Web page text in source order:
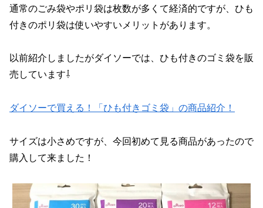
通常のごみ袋やポリ袋は枚数が多くて経済的ですが、ひも
付きのポリ袋は使いやすいメリットがあります。
以前紹介しましたがダイソーでは、ひも付きのゴミ袋を販
売しています⇩
ダイソーで買える！「ひも付きゴミ袋」の商品紹介！
サイズは小さめですが、今回初めて見る商品があったので
購入して来ました！